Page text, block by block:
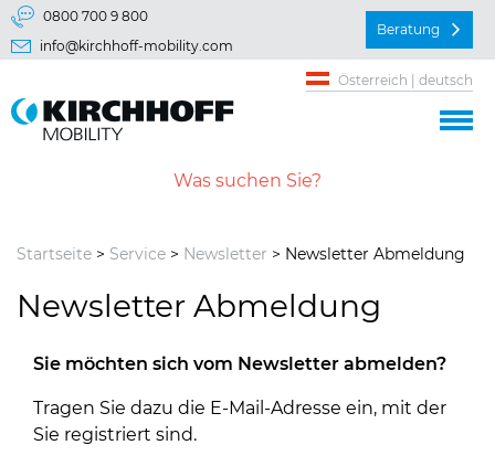
Springe direkt zu:
Hauptmenü
0800 700 9 800
info@kirchhoff-mobility.com
Beratung
Österreich | deutsch
Startseite > Service > Newsletter > Newsletter Abmeldung
Newsletter Abmeldung
Sie möchten sich vom Newsletter abmelden?
Tragen Sie dazu die E-Mail-Adresse ein, mit der
Sie registriert sind.